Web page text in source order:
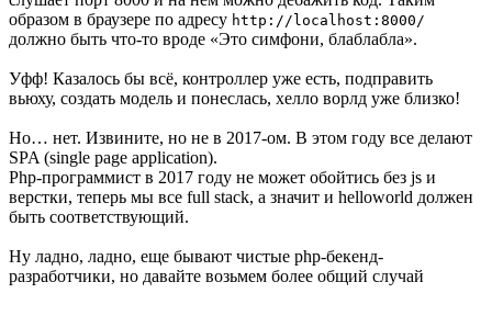
образом в браузере по адресу http://localhost:8000/
должно быть что-то вроде «Это симфони, блаблабла».
Уфф! Казалось бы всё, контроллер уже есть, подправить
вьюху, создать модель и понеслась, хелло ворлд уже близко!
Но… нет. Извините, но не в 2017-ом. В этом году все делают
SPA (single page application).
Php-программист в 2017 году не может обойтись без js и
верстки, теперь мы все full stack, а значит и helloworld должен
быть соответствующий.
Ну ладно, ладно, еще бывают чистые php-бекенд-
разработчики, но давайте возьмем более общий случай